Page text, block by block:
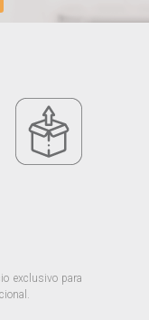
exclusivo para